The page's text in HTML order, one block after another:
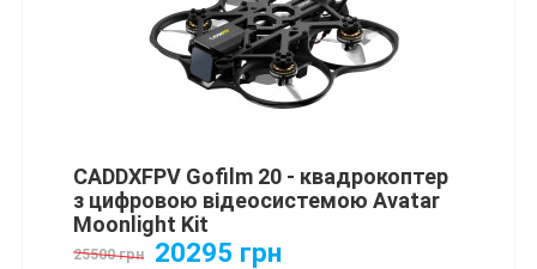
CADDXFPV Gofilm 20 - квадрокоптер
з цифровою відеосистемою Avatar
Moonlight Kit
25500 грн 20295 грн